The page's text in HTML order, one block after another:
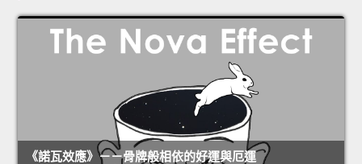
《諾瓦效應》－－骨牌般相依的好運與厄運